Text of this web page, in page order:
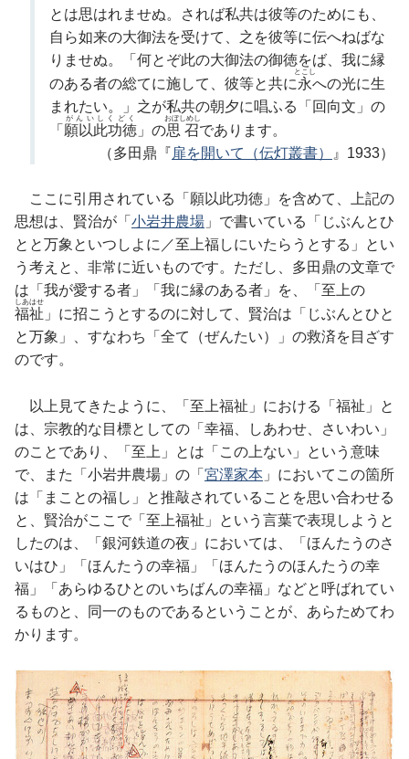
とは思はれませぬ。されば私共は彼等のためにも、
自ら如来の大御法を受けて、之を彼等に伝へねばな
りませぬ。「何とぞ此の大御法の御徳をば、我に縁
のある者の総てに施して、彼等と共に永
とこし
への光に生
まれたい。」之が私共の朝夕に唱ふる「回向文」の
「 願以此功徳
がんいしくどく
」の思召
おぼしめし
であります。
（多田鼎『扉を開いて（伝灯叢書） 』1933）
ここに引用されている「願以此功徳」を含めて、上記の
思想は、賢治が「 小岩井農場 」で書いている「じぶんとひ
とと万象といつしよに／至上福しにいたらうとする」とい
う考えと、非常に近いものです。ただし、多田鼎の文章で
は「我が愛する者」「我に縁のある者」を、「至上の
福祉
しあはせ
」に招こうとするのに対して、賢治は「じぶんとひと
と万象」、すなわち「全て（ぜんたい）」の救済を目ざす
のです。
以上見てきたように、「至上福祉」における「福祉」と
は、宗教的な目標としての「幸福、しあわせ、さいわい」
のことであり、「至上」とは「この上ない」という意味
で、また「小岩井農場」の「 宮澤家本 」においてこの箇所
は「まことの福し」と推敲されていることを思い合わせる
と、賢治がここで「至上福祉」という言葉で表現しようと
したのは、「銀河鉄道の夜」においては、「ほんたうのさ
いはひ」「ほんたうの幸福」「ほんたうのほんたうの幸
福」「あらゆるひとのいちばんの幸福」などと呼ばれてい
るものと、同一のものであるということが、あらためてわ
かります。